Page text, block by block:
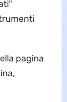
pagina